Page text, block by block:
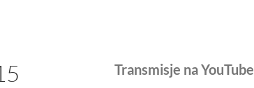
Transmisje na YouTube